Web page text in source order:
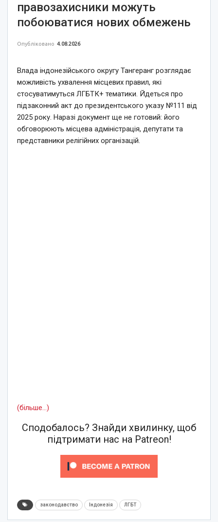
правозахисники можуть
побоюватися нових обмежень
Опубліковано 4.08.2026
Влада індонезійського округу Тангеранг розглядає
можливість ухвалення місцевих правил, які
стосуватимуться ЛГБТК+ тематики. Йдеться про
підзаконний акт до президентського указу №111 від
2025 року. Наразі документ ще не готовий: його
обговорюють місцева адміністрація, депутати та
представники релігійних організацій.
(більше…)
Сподобалось? Знайди хвилинку, щоб
підтримати нас на Patreon!
законодавство Індонезія ЛГБТ